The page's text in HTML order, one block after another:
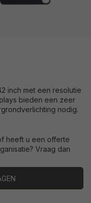
inch met een resolutie
bieden een zeer
nodig.
heeft u een offerte
Vraag dan